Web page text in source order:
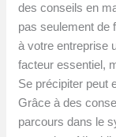
des conseils en
pas seulement de
à votre entreprise
facteur essentiel,
Se précipiter peut
Grâce à des
parcours dans le